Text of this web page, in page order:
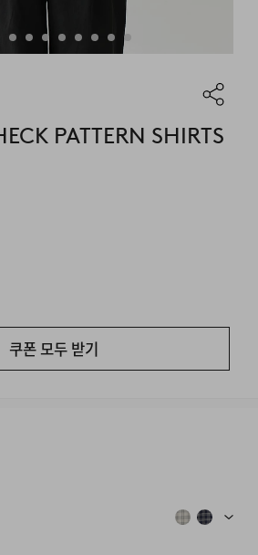
PATTERN SHIRTS
쿠폰 모두 받기